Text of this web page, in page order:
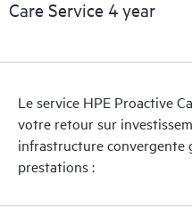
des microprogrammes pour
infrastructure couverte par
versions recommandés. Vous
analyse proactive de vos
Care pour identifier et
Care Service 4 year
Le service HPE Proactive
votre retour sur
infrastructure convergente
prestations :